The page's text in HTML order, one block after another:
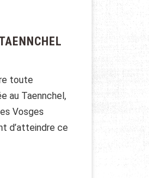
toute
au Taennchel,
Vosges
d’atteindre ce
TAENNCHEL (VOSGES)